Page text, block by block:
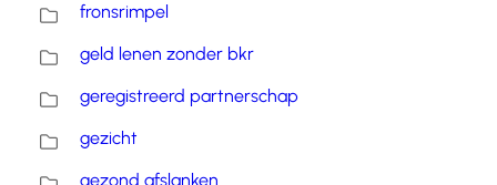
fronsrimpel
geld lenen zonder bkr
geregistreerd partnerschap
gezicht
gezond afslanken